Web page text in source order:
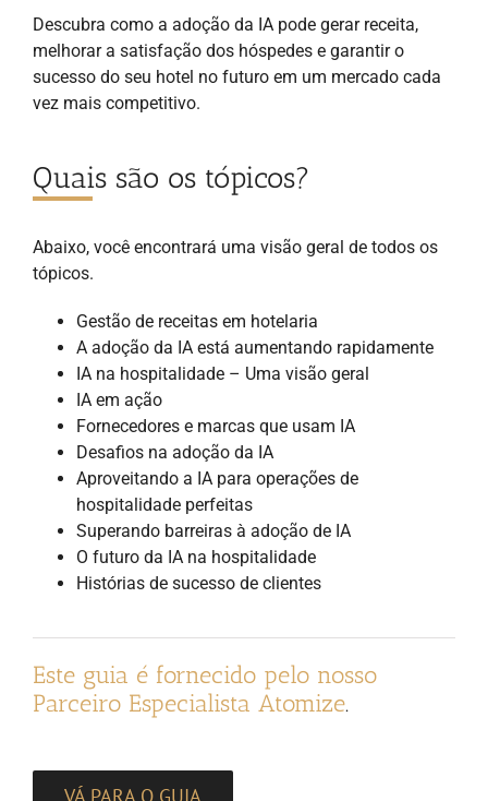
Descubra como a adoção da IA pode gerar receita,
melhorar a satisfação dos hóspedes e garantir o
sucesso do seu hotel no futuro em um mercado cada
vez mais competitivo.
Quais são os tópicos?
Abaixo, você encontrará uma visão geral de todos os
tópicos.
Gestão de receitas em hotelaria
A adoção da IA está aumentando rapidamente
IA na hospitalidade – Uma visão geral
IA em ação
Fornecedores e marcas que usam IA
Desafios na adoção da IA
Aproveitando a IA para operações de
hospitalidade perfeitas
Superando barreiras à adoção de IA
O futuro da IA na hospitalidade
Histórias de sucesso de clientes
Este guia é fornecido pelo nosso
Parceiro Especialista Atomize.